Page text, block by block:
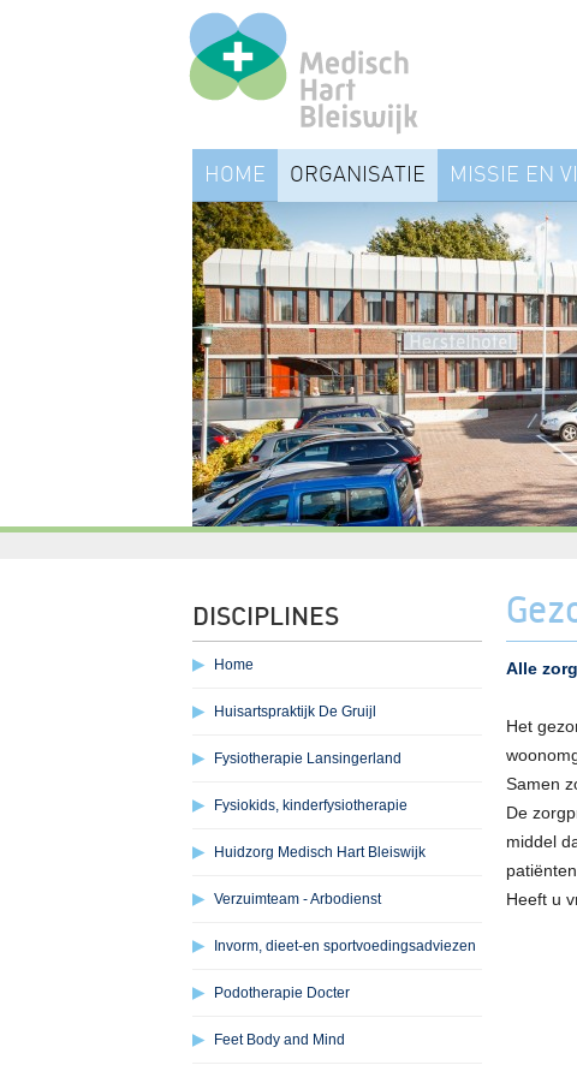
HOME ORGANISATIE MISSIE EN
DISCIPLINES
Home
Huisartspraktijk De Gruijl
Fysiotherapie Lansingerland
Fysiokids, kinderfysiotherapie
Huidzorg Medisch Hart Bleiswijk
Verzuimteam - Arbodienst
Invorm, dieet-en sportvoedingsadviezen
Podotherapie Docter
Feet Body and Mind
Alle
Het
Samen
De
middel
Heeft u